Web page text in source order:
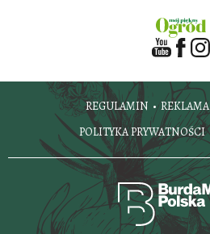
REGULAMIN REKLAMA
POLITYKA PRYWATNOŚCI